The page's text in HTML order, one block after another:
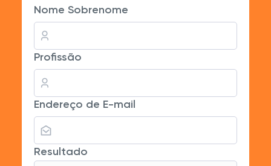
Nome Sobrenome
Profissão
Endereço de E-mail
Resultado